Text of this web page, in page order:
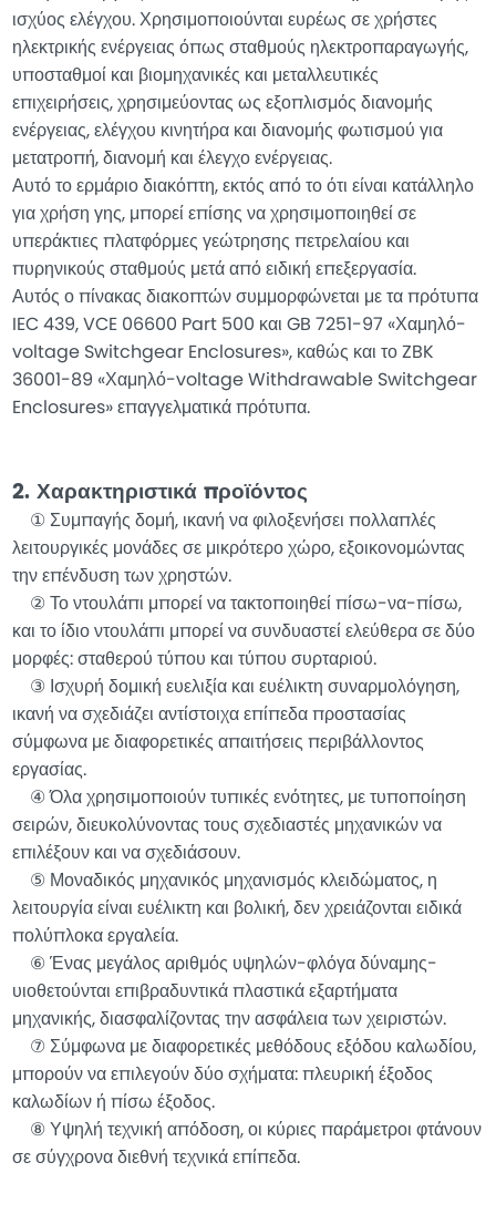
ισχύος ελέγχου. Χρησιμοποιούνται ευρέως σε χρήστες
ηλεκτρικής ενέργειας όπως σταθμούς ηλεκτροπαραγωγής,
υποσταθμοί και βιομηχανικές και μεταλλευτικές
επιχειρήσεις, χρησιμεύοντας ως εξοπλισμός διανομής
ενέργειας, ελέγχου κινητήρα και διανομής φωτισμού για
μετατροπή, διανομή και έλεγχο ενέργειας.
Αυτό το ερμάριο διακόπτη, εκτός από το ότι είναι κατάλληλο
για χρήση γης, μπορεί επίσης να χρησιμοποιηθεί σε
υπεράκτιες πλατφόρμες γεώτρησης πετρελαίου και
πυρηνικούς σταθμούς μετά από ειδική επεξεργασία.
Αυτός ο πίνακας διακοπτών συμμορφώνεται με τα πρότυπα
IEC 439, VCE 06600 Part 500 και GB 7251-97 «Χαμηλό-
voltage Switchgear Enclosures», καθώς και το ZBK
36001-89 «Χαμηλό-voltage Withdrawable Switchgear
Enclosures» επαγγελματικά πρότυπα.
2. Χαρακτηριστικά προϊόντος
① Συμπαγής δομή, ικανή να φιλοξενήσει πολλαπλές
λειτουργικές μονάδες σε μικρότερο χώρο, εξοικονομώντας
την επένδυση των χρηστών.
② Το ντουλάπι μπορεί να τακτοποιηθεί πίσω-να-πίσω,
και το ίδιο ντουλάπι μπορεί να συνδυαστεί ελεύθερα σε δύο
μορφές: σταθερού τύπου και τύπου συρταριού.
③ Ισχυρή δομική ευελιξία και ευέλικτη συναρμολόγηση,
ικανή να σχεδιάζει αντίστοιχα επίπεδα προστασίας
σύμφωνα με διαφορετικές απαιτήσεις περιβάλλοντος
εργασίας.
④ Όλα χρησιμοποιούν τυπικές ενότητες, με τυποποίηση
σειρών, διευκολύνοντας τους σχεδιαστές μηχανικών να
επιλέξουν και να σχεδιάσουν.
⑤ Μοναδικός μηχανικός μηχανισμός κλειδώματος, η
λειτουργία είναι ευέλικτη και βολική, δεν χρειάζονται ειδικά
πολύπλοκα εργαλεία.
⑥ Ένας μεγάλος αριθμός υψηλών-φλόγα δύναμης-
υιοθετούνται επιβραδυντικά πλαστικά εξαρτήματα
μηχανικής, διασφαλίζοντας την ασφάλεια των χειριστών.
⑦ Σύμφωνα με διαφορετικές μεθόδους εξόδου καλωδίου,
μπορούν να επιλεγούν δύο σχήματα: πλευρική έξοδος
καλωδίων ή πίσω έξοδος.
⑧ Υψηλή τεχνική απόδοση, οι κύριες παράμετροι φτάνουν
σε σύγχρονα διεθνή τεχνικά επίπεδα.